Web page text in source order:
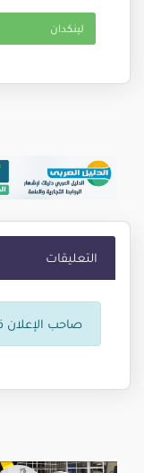
Machines
R&D teams
PRINTER,
contact us for
Shipment
website,
لينكدان
التعليقات
صاحب الإعلان